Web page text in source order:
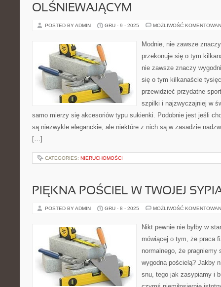
OLŚNIEWAJĄCYM
POSTED BY ADMIN GRU - 9 - 2025 MOŻLIWOŚĆ
Modnie, nie zawsze
przekonuje się o tym
nie zawsze znaczy
się o tym kilkanaście
przewidzieć przydatne
szpilki i najzwyczajniej w
samo mierzy się akcesoriów typu sukienki. Podobnie jest jeśli
są niezwykle eleganckie, ale niektóre z nich są w zasadzie
[…]
CATEGORIES: NIERUCHOMOŚCI
PIĘKNA POŚCIEL W TWOJEJ
POSTED BY ADMIN GRU - 8 - 2025 MOŻLIWOŚĆ
Nikt pewnie nie byłby w
mówiącej o tym, że praca
normalnego, że pragniemy
wygodną pościelą? Jakby
snu, tego jak zasypiamy i